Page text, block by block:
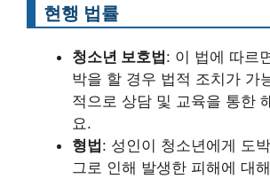
현행 법률
청소년 보호법: 이 법에 따르
박을 할 경우 법적 조치가 가
적으로 상담 및 교육을 통한
요.
형법: 성인이 청소년에게 도
그로 인해 발생한 피해에 대